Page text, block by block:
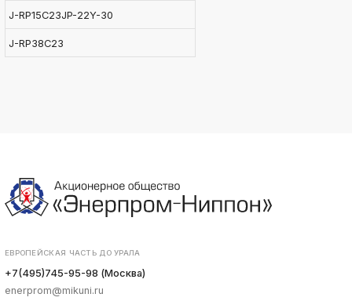
J-RP15C23JP-22Y-30
J-RP38C23
ЕВРОПЕЙСКАЯ ЧАСТЬ ДО УРАЛА
+7(495)745-95-98 (Москва)
enerprom@mikuni.ru